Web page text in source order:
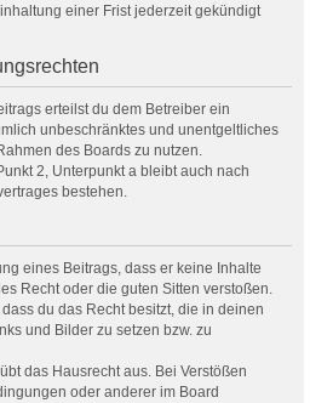
einer Frist jederzeit gekündigt
erteilst du dem Betreiber ein
unbeschränktes und unentgeltliches
des Boards zu nutzen.
2, Unterpunkt a bleibt auch nach
bestehen.
eines Beitrags, dass er keine Inhalte
Recht oder die guten Sitten verstoßen.
du das Recht besitzt, die in deinen
und Bilder zu setzen bzw. zu
das Hausrecht aus. Bei Verstößen
oder anderer im Board